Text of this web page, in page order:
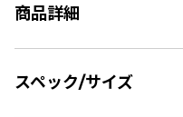
商品詳細
スペック/サイズ